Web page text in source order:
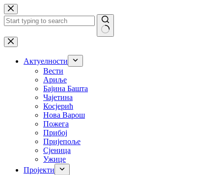
Skip
to
content
No
results
Актуелности
Вести
Ариље
Бајина Башта
Чајетина
Косјерић
Нова Варош
Пожега
Прибој
Пријепоље
Сјеница
Ужице
Пројекти